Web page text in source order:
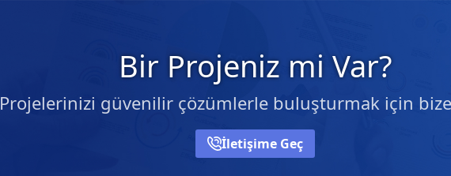
Bir Projeniz mi Var?
Projelerinizi güvenilir çözümlerle buluşturmak için bize
İletişime Geç